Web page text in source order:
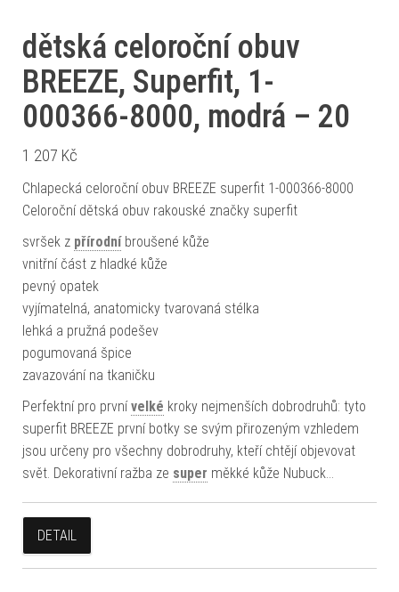
dětská celoroční obuv
BREEZE, Superfit, 1-
000366-8000, modrá – 20
1 207 Kč
Chlapecká celoroční obuv BREEZE superfit 1-000366-8000
Celoroční dětská obuv rakouské značky superfit
svršek z přírodníbroušené kůže
vnitřní část z hladké kůže
pevný opatek
vyjímatelná, anatomicky tvarovaná stélka
lehká a pružná podešev
pogumovaná špice
zavazování na tkaničku
Perfektní pro prvnívelké kroky nejmenších dobrodruhů: tyto
superfit BREEZE první botky se svým přirozeným vzhledem
jsou určeny pro všechny dobrodruhy, kteří chtějí objevovat
svět. Dekorativní ražba ze super měkké kůže Nubuck…
DETAIL